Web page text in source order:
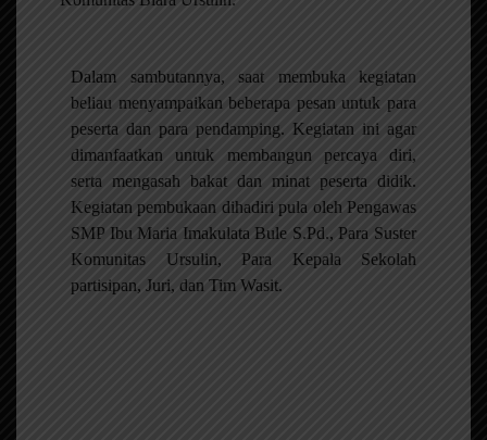
Dalam sambutannya, saat membuka kegiatan
beliau menyampaikan beberapa pesan untuk para
peserta dan para pendamping. Kegiatan ini agar
dimanfaatkan untuk membangun percaya diri,
serta mengasah bakat dan minat peserta didik.
Kegiatan pembukaan dihadiri pula oleh Pengawas
SMP Ibu Maria Imakulata Bule S.Pd., Para Suster
Komunitas Ursulin, Para Kepala Sekolah
partisipan, Juri, dan Tim Wasit.